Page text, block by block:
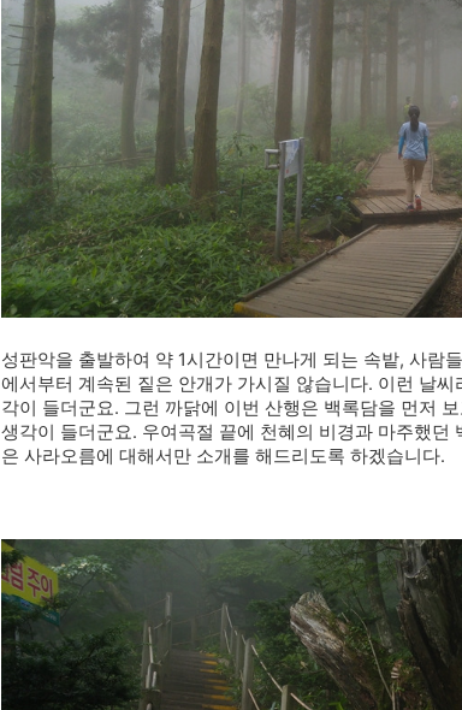
성판악을 출발하여 약 1시간이면 만나게 되는 속밭, 사람
에서부터 계속된 짙은 안개가 가시질 않습니다. 이런 날
각이 들더군요. 그런 까닭에 이번 산행은 백록담을 먼저
생각이 들더군요. 우여곡절 끝에 천혜의 비경과 마주했던
은 사라오름에 대해서만 소개를 해드리도록 하겠습니다.